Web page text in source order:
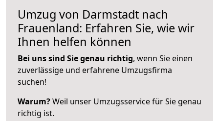
Umzug von Darmstadt nach
Frauenland: Erfahren Sie, wie wir
Ihnen helfen können
Bei uns sind Sie genau richtig, wenn Sie einen
zuverlässige und erfahrene Umzugsfirma
suchen!
Warum?Weil unser Umzugsservice für Sie genau
richtig ist.